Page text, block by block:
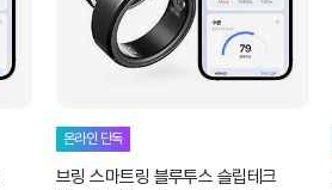
온라인 단독
브링 스마트링 블루투스 슬립테크